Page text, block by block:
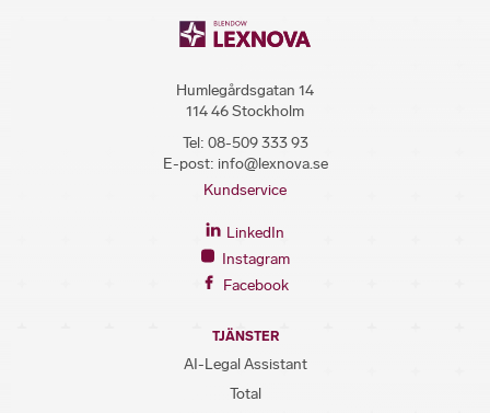
Humlegårdsgatan 14
114 46 Stockholm
Tel: 08-509 333 93
E-post: info@lexnova.se
Kundservice
LinkedIn
Instagram
Facebook
TJÄNSTER
AI-Legal Assistant
Total